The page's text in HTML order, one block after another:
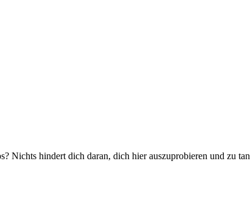
Nichts hindert dich daran, dich hier auszuprobieren und zu